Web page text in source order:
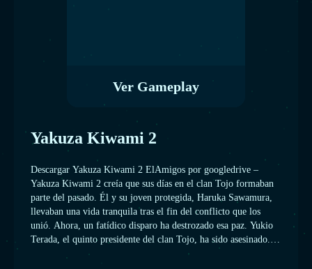
Ver Gameplay
Yakuza Kiwami 2
Descargar Yakuza Kiwami 2 ElAmigos por googledrive –
Yakuza Kiwami 2 creía que sus días en el clan Tojo formaban
parte del pasado. Él y su joven protegida, Haruka Sawamura,
llevaban una vida tranquila tras el fin del conflicto que los
unió. Ahora, un fatídico disparo ha destrozado esa paz. Yukio
Terada, el quinto presidente del clan Tojo, ha sido asesinado.
La amenaza de una guerra hace que el legendario Dragón de